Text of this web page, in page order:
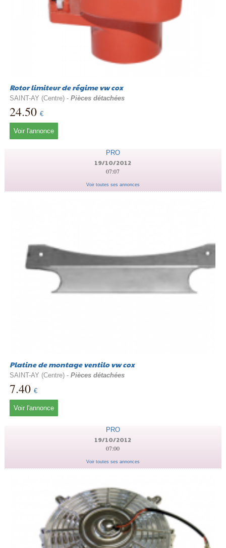
Rotor limiteur de régime vw cox
SAINT-AY (Centre) - Pièces détachées
24.50 €
Voir l'annonce
PRO
19/10/2012
07:07
Voir toutes ses annonces
Platine de montage ventilo vw cox
SAINT-AY (Centre) - Pièces détachées
7.40 €
Voir l'annonce
PRO
19/10/2012
07:00
Voir toutes ses annonces